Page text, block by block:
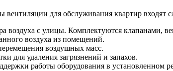
вентиляции для обслуживания квартир входят
воздуха с улицы. Комплектуются клапанами,
воздуха из помещений.
воздушных масс.
для удаления загрязнений и запахов.
работы оборудования в установленном